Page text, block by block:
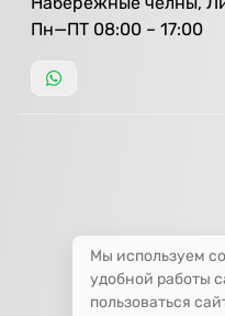
Пн—ПТ 08:00 – 17:00
Мы используем
удобной работы
пользоваться